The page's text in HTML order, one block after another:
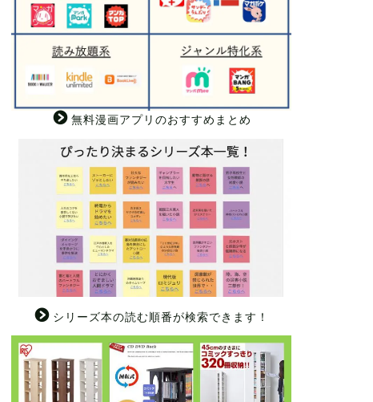
無料漫画アプリのおすすめまとめ
シリーズ本の読む順番が検索できます！